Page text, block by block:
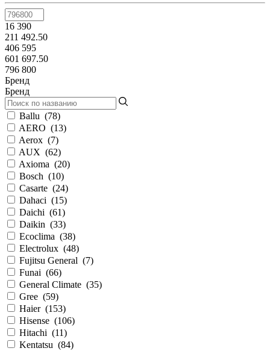
16 390
211 492.50
406 595
601 697.50
796 800
Бренд
Бренд
Ballu (78)
AERO (13)
Aerox (7)
AUX (62)
Axioma (20)
Bosch (10)
Casarte (24)
Dahaci (15)
Daichi (61)
Daikin (33)
Ecoclima (38)
Electrolux (48)
Fujitsu General (7)
Funai (66)
General Climate (35)
Gree (59)
Haier (153)
Hisense (106)
Hitachi (11)
Kentatsu (84)